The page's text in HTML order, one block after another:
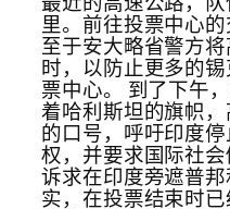
里。前往投票中心
至于安大略省警方
时，以防止更多的
票中心。 到了下午
着哈利斯坦的旗帜
的口号，呼吁印度
权，并要求国际社
诉求在印度旁遮普
实，在投票结束时